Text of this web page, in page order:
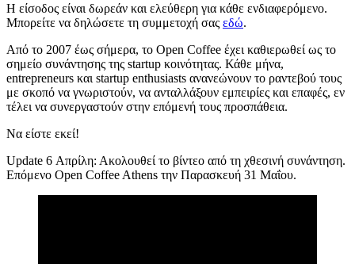
Η είσοδος είναι δωρεάν και ελεύθερη για κάθε ενδιαφερόμενο.
Μπορείτε να δηλώσετε τη συμμετοχή σας εδώ.
Από το 2007 έως σήμερα, το Open Coffee έχει καθιερωθεί ως το
σημείο συνάντησης της startup κοινότητας. Κάθε μήνα,
entrepreneurs και startup enthusiasts ανανεώνουν το ραντεβού τους
με σκοπό να γνωριστούν, να ανταλλάξουν εμπειρίες και επαφές, εν
τέλει να συνεργαστούν στην επόμενή τους προσπάθεια.
Να είστε εκεί!
Update 6 Απρίλη: Ακολουθεί το βίντεο από τη χθεσινή συνάντηση.
Επόμενο Open Coffee Athens την Παρασκευή 31 Μαΐου.